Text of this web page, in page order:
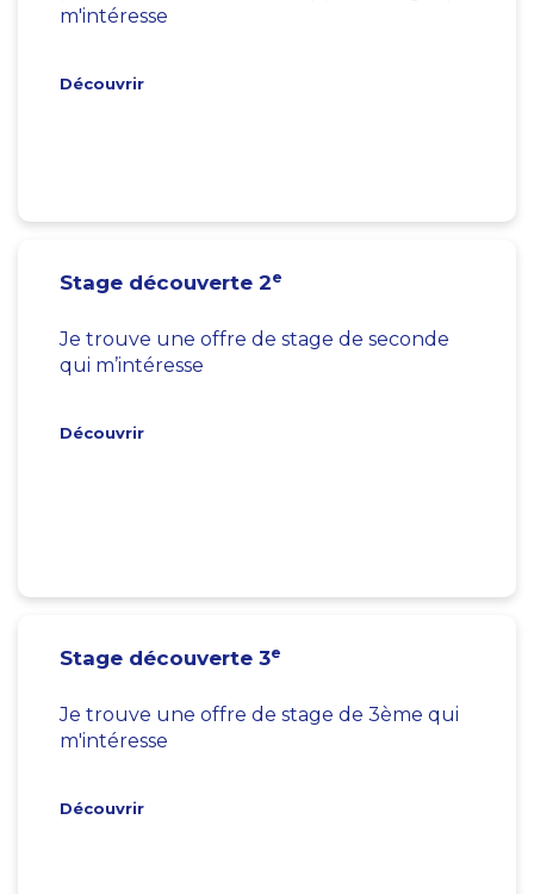
m'intéresse
Découvrir
Stage découverte 2e
Je trouve une offre de stage de seconde
qui m’intéresse
Découvrir
Stage découverte 3e
Je trouve une offre de stage de 3ème qui
m'intéresse
Découvrir